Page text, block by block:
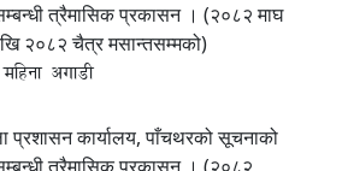
त्रैमासिक प्रकासन । (२०८२ माघ
२०८२ चैत्र मसान्तसम्मको)
अगाडी
प्रशासन कार्यालय, पाँचथरको सूचनाको